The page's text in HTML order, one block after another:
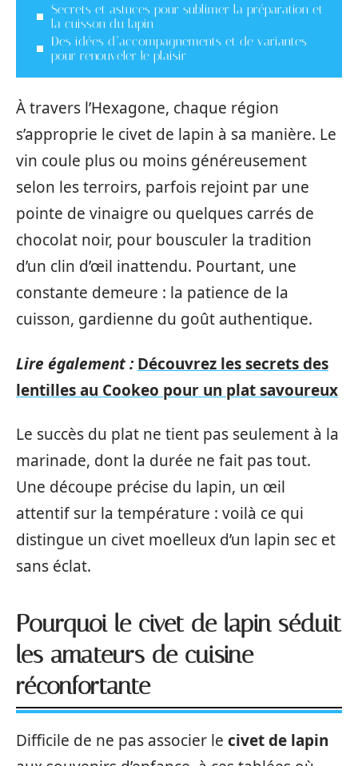
Secrets et astuces pour sublimer la préparation et
la cuisson du lapin
Des idées d’accompagnements et de variantes
pour renouveler le plaisir
À travers l’Hexagone, chaque région
s’approprie le civet de lapin à sa manière. Le
vin coule plus ou moins généreusement
selon les terroirs, parfois rejoint par une
pointe de vinaigre ou quelques carrés de
chocolat noir, pour bousculer la tradition
d’un clin d’œil inattendu. Pourtant, une
constante demeure : la patience de la
cuisson, gardienne du goût authentique.
Lire également : Découvrez les secrets des
lentilles au Cookeo pour un plat savoureux
Le succès du plat ne tient pas seulement à la
marinade, dont la durée ne fait pas tout.
Une découpe précise du lapin, un œil
attentif sur la température : voilà ce qui
distingue un civet moelleux d’un lapin sec et
sans éclat.
Pourquoi le civet de lapin séduit
les amateurs de cuisine
réconfortante
Difficile de ne pas associer le civet de lapin